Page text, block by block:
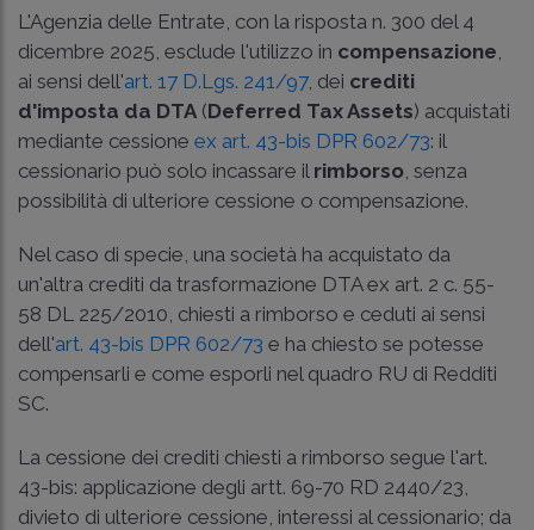
L'Agenzia delle Entrate, con la risposta n. 300 del 4
dicembre 2025, esclude l'utilizzo in compensazione
ai sensi dell'art. 17 D.Lgs. 241/97, dei crediti
d'imposta da DTA (Deferred Tax Assets) acquistati
mediante cessione ex art. 43-bis DPR 602/73: il
cessionario può solo incassare il rimborso , senza
possibilità di ulteriore cessione o compensazione.
Nel caso di specie, una società ha acquistato da
un'altra crediti da trasformazione DTAex art. 2 c. 55-
58 DL 225/2010 , chiesti a rimborso e ceduti ai sensi
dell'art. 43-bis DPR 602/73 e ha chiesto se potesse
compensarli e come esporli nel quadro RU di Redditi
SC.
La cessione dei crediti chiesti a rimborso segue l'art.
43-bis: applicazione degli artt. 69-70 RD 2440/23,
divieto di ulteriore cessione, interessi al cessionario; da